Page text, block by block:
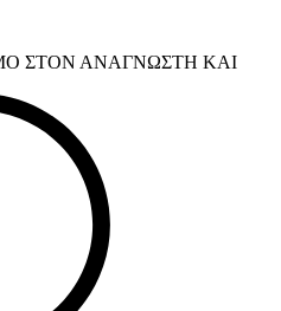
ΣΤΟΝ ΑΝΑΓΝΩΣΤΗ ΚΑΙ